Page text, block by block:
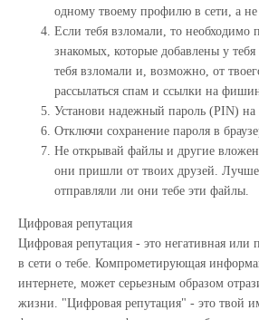
одному твоему профилю в сети, а не
Если тебя взломали, то необходимо
знакомых, которые добавлены у
тебя взломали и, возможно, от
рассылаться спам и ссылки на
Установи надежный пароль (PIN)
Отключи сохранение пароля в
Не открывай файлы и другие
они пришли от твоих друзей.
отправляли ли они тебе эти файлы.
Цифровая репутация
Цифровая репутация - это негативная или
в сети о тебе. Компрометирующая
интернете, может серьезным образом
жизни. "Цифровая репутация" - это твой